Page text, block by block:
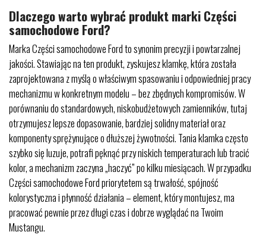
Dlaczego warto wybrać produkt marki Części
samochodowe Ford?
Marka Części samochodowe Ford to synonim precyzji i powtarzalnej
jakości. Stawiając na ten produkt, zyskujesz klamkę, która została
zaprojektowana z myślą o właściwym spasowaniu i odpowiedniej pracy
mechanizmu w konkretnym modelu – bez zbędnych kompromisów. W
porównaniu do standardowych, niskobudżetowych zamienników, tutaj
otrzymujesz lepsze dopasowanie, bardziej solidny materiał oraz
komponenty sprężynujące o dłuższej żywotności. Tania klamka często
szybko się luzuje, potrafi pęknąć przy niskich temperaturach lub tracić
kolor, a mechanizm zaczyna „haczyć” po kilku miesiącach. W przypadku
Części samochodowe Ford priorytetem są trwałość, spójność
kolorystyczna i płynność działania – element, który montujesz, ma
pracować pewnie przez długi czas i dobrze wyglądać na Twoim
Mustangu.